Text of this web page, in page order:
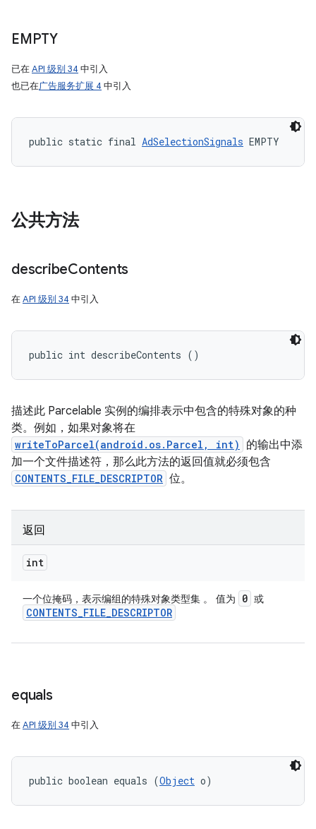
EMPTY
已在API 级别 34 中引入
也已在广告服务扩展 4 中引入
public static final AdSelectionSignals EMPTY
公共方法
describeContents
在API 级别 34 中引入
public int describeContents ()
描述此 Parcelable 实例的编排表示中包含的特殊对象的种
类。例如，如果对象将在
writeToParcel(android.os.Parcel, int)
的输出中添
加一个文件描述符，那么此方法的返回值就必须包含
CONTENTS_FILE_DESCRIPTOR 位。
返回
int
一个位掩码，表示编组的特殊对象类型集 。 值为 0 或
CONTENTS_FILE_DESCRIPTOR
equals
在API 级别 34 中引入
public boolean equals (Object o)